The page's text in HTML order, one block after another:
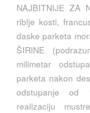
NAJBITNIJE ZA
riblje kosti,
daske parketa
ŠIRINE
milimetar
parketa nakon
odstupanje od
realizaciju